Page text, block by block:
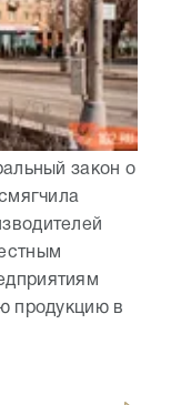
закон о
продукцию в